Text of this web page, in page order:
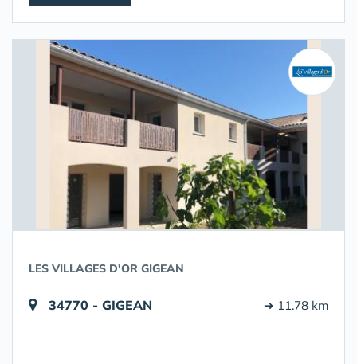
LES VILLAGES D'OR GIGEAN
34770 - GIGEAN ➔ 11.78 km